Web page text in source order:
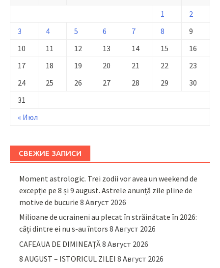
« Июл
1
2
3
4 5 6 7 8
9
10
11 12 13 14 15
16
17
18 19 20 21 22
23
24
25 26 27 28 29
30
31
СВЕЖИЕ ЗАПИСИ
Moment astrologic. Trei zodii vor avea un weekend de
excepție pe 8 și 9 august. Astrele anunță zile pline de
motive de bucurie 8 Август 2026
Milioane de ucraineni au plecat în străinătate în 2026:
câți dintre ei nu s-au întors 8 Август 2026
CAFEAUA DE DIMINEAȚĂ8 Август 2026
8 AUGUST – ISTORICUL ZILEI 8 Август 2026